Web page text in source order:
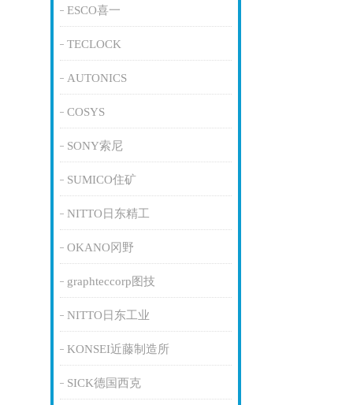
ESCO喜一
TECLOCK
AUTONICS
COSYS
SONY索尼
SUMICO住矿
NITTO日东精工
OKANO冈野
graphteccorp图技
NITTO日东工业
KONSEI近藤制造所
SICK德国西克